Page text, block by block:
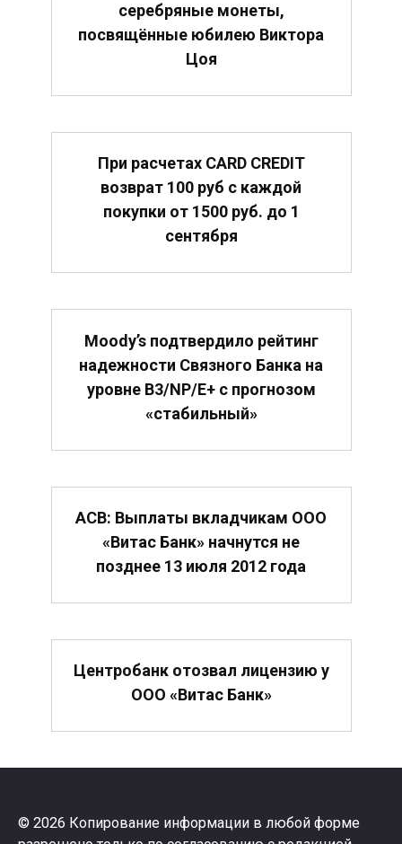
серебряные монеты,
посвящённые юбилею Виктора
Цоя
При расчетах CARD CREDIT
возврат 100 руб с каждой
покупки от 1500 руб. до 1
сентября
Moody’s подтвердило рейтинг
надежности Связного Банка на
уровне B3/NP/E+ с прогнозом
«стабильный»
АСВ: Выплаты вкладчикам ООО
«Витас Банк» начнутся не
позднее 13 июля 2012 года
Центробанк отозвал лицензию у
ООО «Витас Банк»
© 2026 Копирование информации в любой форме